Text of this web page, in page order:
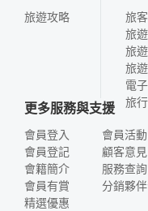
旅遊攻略
旅
旅
旅
旅
電
旅
更多服務與支援
會員登入
會員登記
會籍簡介
會員有賞
精選優惠
會員活動
顧客意見
服務查詢
分銷夥